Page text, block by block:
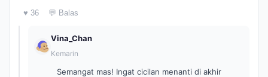
♥ 36 💬 Balas
Vina_Chan
Kemarin
Semangat mas! Ingat cicilan menanti di akhir